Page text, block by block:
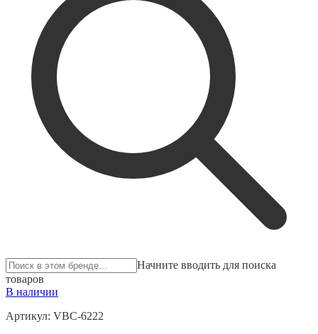
Начните вводить для поиска
товаров
В наличии
Артикул: VBC-6222